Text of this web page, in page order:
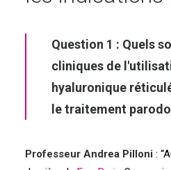
Question 1 : Quels
cliniques de
hyaluronique
le traitement
Professeur Andrea Pilloni : “